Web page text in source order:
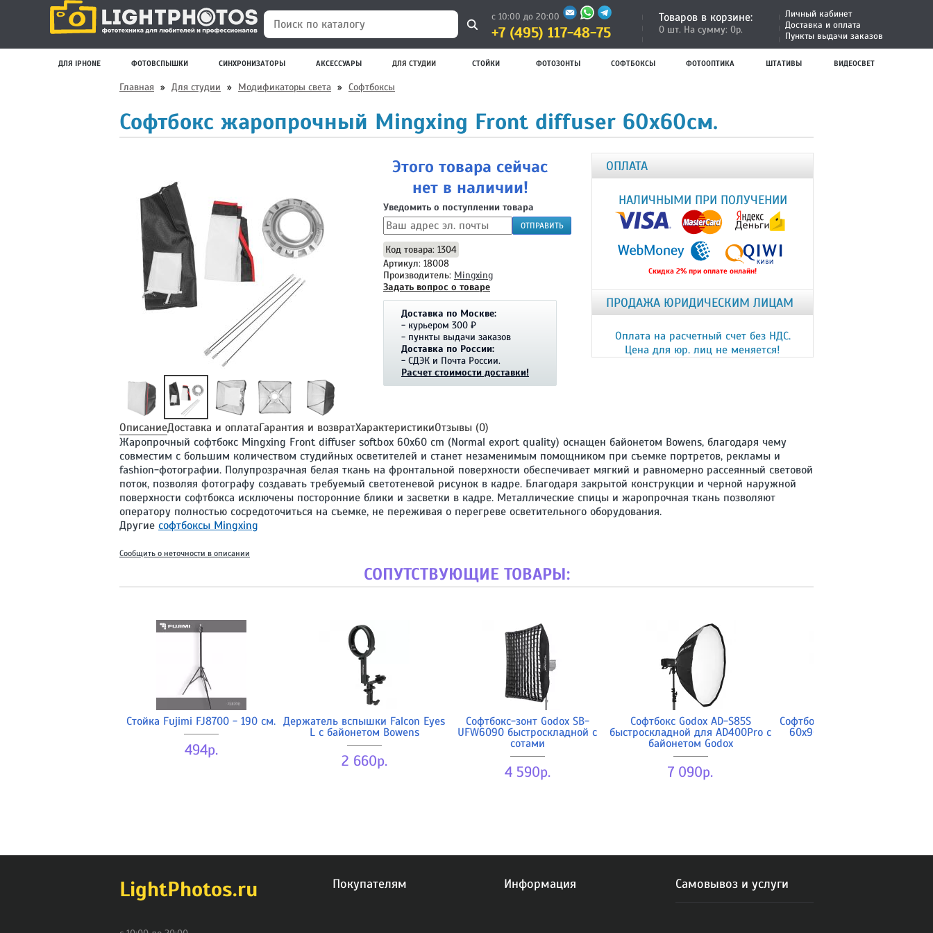
Поиск по каталогу
Личный кабинет
Доставка и оплата
Пункты выдачи заказов
Товаров в корзине:
0 шт. На сумму: 0р.
с 10:00 до 20:00
+7 (495) 117-48-75
ДЛЯ IPHONE ФОТОВСПЫШКИ СИНХРОНИЗАТОРЫ АКСЕССУАРЫ ДЛЯ СТУДИИ СТОЙКИ ФОТОЗОНТЫ СОФТБОКСЫ ФОТООПТИКА ШТАТИВЫ ВИДЕОСВЕТ
Главная » Для студии » Модификаторы света » Софтбоксы
Софтбокс жаропрочный Mingxing Front diffuser 60x60см.
ОПЛАТА
НАЛИЧНЫМИ ПРИ ПОЛУЧЕНИИ
Скидка 2% при оплате онлайн!
ПРОДАЖА ЮРИДИЧЕСКИМ ЛИЦАМ
Оплата на расчетный счет без НДС.
Цена для юр. лиц не меняется!
Этого товара сейчас
нет в наличии!
Уведомить о поступлении товара
ОТПРАВИТЬ
Код товара: 1304
Артикул: 18008
Производитель: Mingxing
Задать вопрос о товаре
Доставка по Москве:
- курьером 300 ₽
- пункты выдачи заказов
Доставка по России:
- СДЭК и Почта России.
Расчет стоимости доставки!
ОписаниеДоставка и оплатаГарантия и возвратХарактеристикиОтзывы (0)
Жаропрочный cофтбокс Mingxing Front diffuser softbox 60x60 cm (Normal export quality) оснащен байонетом Bowens, благодаря чему
совместим с большим количеством студийных осветителей и станет незаменимым помощником при съемке портретов, рекламы и
fashion-фотографии. Полупрозрачная белая ткань на фронтальной поверхности обеспечивает мягкий и равномерно рассеянный световой
поток, позволяя фотографу создавать требуемый светотеневой рисунок в кадре. Благодаря закрытой конструкции и черной наружной
поверхности софтбокса исключены посторонние блики и засветки в кадре. Металлические спицы и жаропрочная ткань позволяют
оператору полностью сосредоточиться на съемке, не переживая о перегреве осветительного оборудования.
Другие софтбоксы Mingxing
Сообщить о неточности в описании
СОПУТСТВУЮЩИЕ ТОВАРЫ:
Стойка Fujimi FJ8700 - 190 см.
494р.
Держатель вспышки Falcon Eyes
L с байонетом Bowens
2 660р.
Софтбокс-зонт Godox SB-
UFW6090 быстроскладной с
сотами
4 590р.
Софтбокс Godox AD-S85S
быстроскладной для AD400Pro с
байонетом Godox
7 090р.
Софтбокс Falcon Eyes SSA-SBU
60x90см. для вспышек SS
LightPhotos.ru Покупателям Информация Самовывоз и услуги